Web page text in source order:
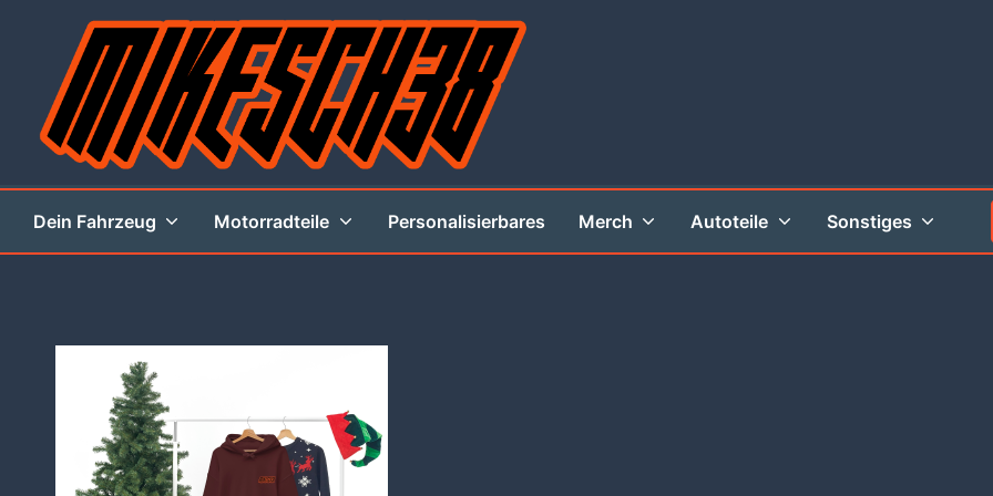
springen
MIKESCH38
Dein Fahrzeug Motorradteile Personalisierbares Merch Autoteile Sonstiges